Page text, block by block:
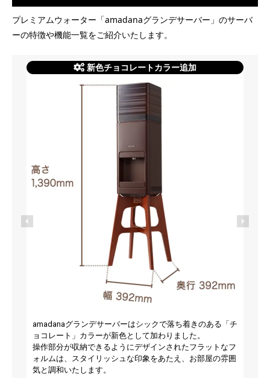
プレミアムウォーター「amadanaグランデサーバー」のサーバ
ーの特徴や機能一覧をご紹介いたします。
新色チョコレートカラー追加
amadanaグランデサーバーはシックで落ち着きのある「チ
ョコレート」カラーが新色として加わりました。
操作部分が収納できるようにデザインされたフラットなフ
ォルムは、スタイリッシュな印象をあたえ、お部屋の雰囲
気と調和いたします。